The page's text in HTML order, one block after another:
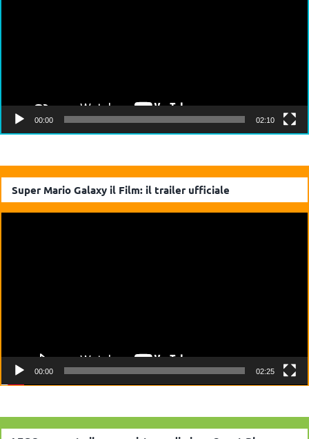
00:00 02:10
Super Mario Galaxy il Film: il trailer ufficiale
00:00 02:25